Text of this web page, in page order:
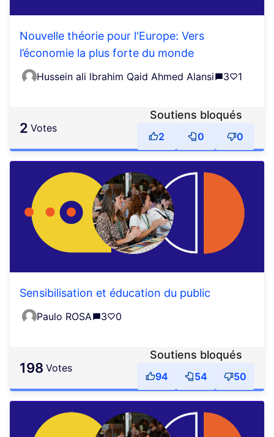
Nouvelle théorie pour l'Europe: Vers
l’économie la plus forte du monde
Hussein ali lbrahim Qaid Ahmed Alansi 3 1
2 votes
Soutiens bloqués
2 0 0
Sensibilisation et éducation du public
Paulo ROSA 3 0
198 votes
Soutiens bloqués
94 54 50